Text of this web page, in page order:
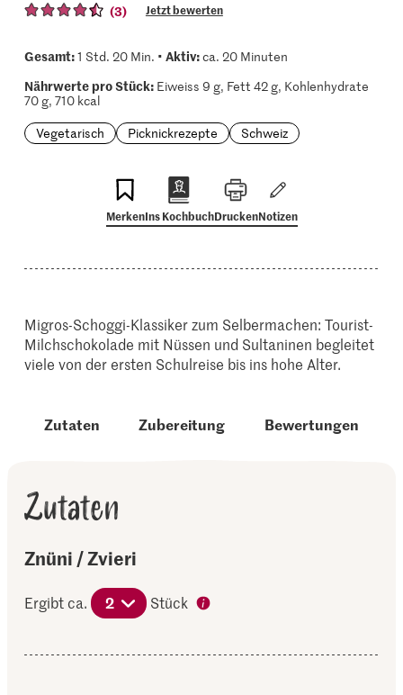
(3) Jetzt bewerten
Gesamt:1 Std. 20 Min. • Aktiv:ca. 20 Minuten
Nährwerte pro Stück:Eiweiss 9 g, Fett 42 g, Kohlenhydrate
70 g, 710 kcal
Vegetarisch
Picknickrezepte Schweiz
MerkenIns KochbuchDruckenNotizen
Migros-Schoggi-Klassiker zum Selbermachen: Tourist-
Milchschokolade mit Nüssen und Sultaninen begleitet
viele von der ersten Schulreise bis ins hohe Alter.
Zutaten Zubereitung Bewertungen
Zutaten
Znüni / Zvieri
Ergibt ca. 2 Stück